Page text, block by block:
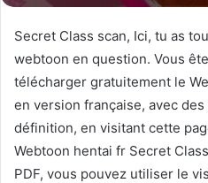
Secret Class scan, Ici, tu as
webtoon en question. Vous
télécharger gratuitement le
en version française, avec
définition, en visitant cette
Webtoon hentai fr Secret
PDF, vous pouvez utiliser le